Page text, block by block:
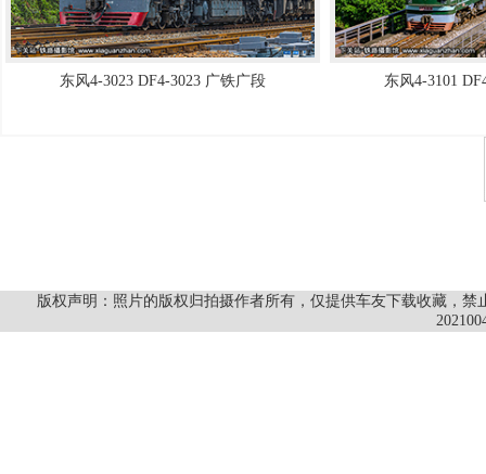
东风4-3023 DF4-3023 广铁广段 东风4-3101
版权声明：照片的版权归拍摄作者所有，仅提供车友下载收藏，